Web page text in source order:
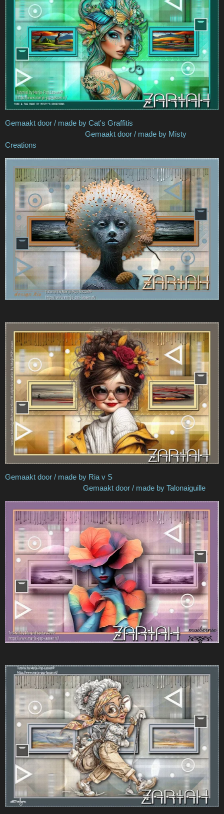
Gemaakt door / made by Cat's Graffitis
Gemaakt door / made by Misty
Creations
Gemaakt door / made by Ria v S
Gemaakt door / made by Talonaiguille